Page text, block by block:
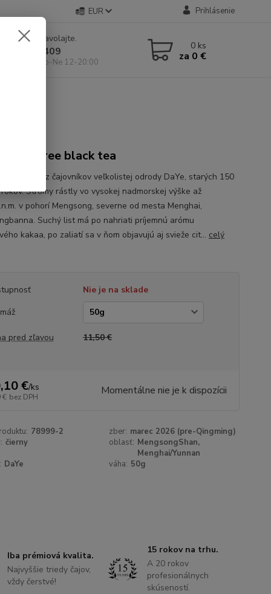
EUR Prihlásenie
si rady? Zavolajte.
904 546 409
11-19:00, So-Ne 12-20:00
0 ks
za 0 €
old tree black tea
čierny čaj z čajovníkov veľkolistej odrody DaYe, starých 150
Stromy rástly vo vysokej nadmorskej výške až
v pohorí Mengsong, severne od mesta Menghai,
Suchý list má po nahriati príjemnú arómu
kakaa, po zaliatí sa v ňom objavujú aj svieže cit... celý
Nie je na sklade
pred zľavou 11,50 €
€/ks
€ bez DPH Momentálne nie je k dispozícii
78999-2 zber: marec 2026 (pre-Qingming)
čierny oblasť: MengsongShan,
Menghai/Yunnan
DaYe váha: 50g
Iba prémiová kvalita.
Najvyššie triedy čajov,
vždy čerstvé!
15 rokov na trhu.
A 20 rokov
profesionálnych
skúseností.